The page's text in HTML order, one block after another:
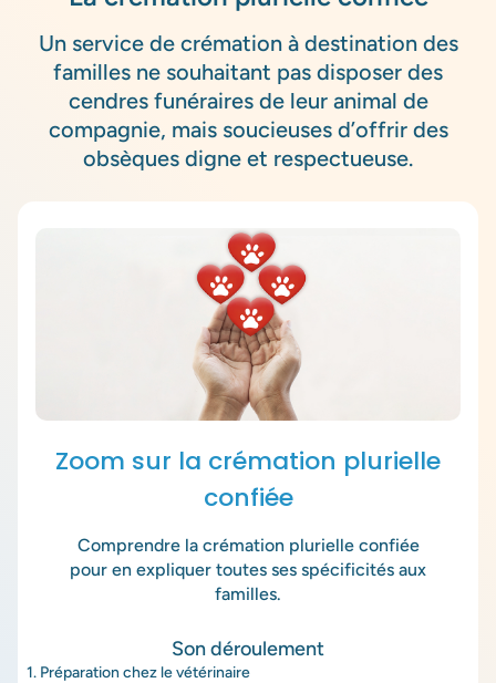
Un service de crémationà destination des
familles ne souhaitant pas disposer des
cendres funéraires de leur animal de
compagnie, mais soucieuses d’offrir des
obsèques digne et respectueuse.
Zoom sur la crémation plurielle
confiée
Comprendre la crémationplurielle confiée
pour en expliquer toutes ses spécificités aux
familles.
Son déroulement
1. Préparation chez le vétérinaire